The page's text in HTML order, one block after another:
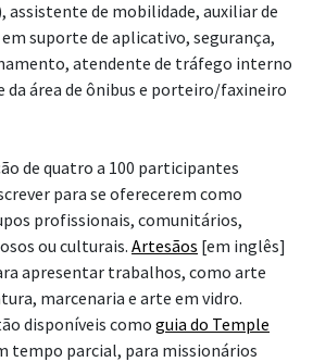
de mobilidade, auxiliar de
suporte de aplicativo, segurança,
atendente de tráfego interno
área de ônibus e porteiro/faxineiro
de quatro a 100 participantes
para se oferecerem como
profissionais, comunitários,
ou culturais. Artesãos [em inglês]
apresentar trabalhos, como arte
marcenaria e arte em vidro.
disponíveis como guia do Temple
tempo parcial, para missionários